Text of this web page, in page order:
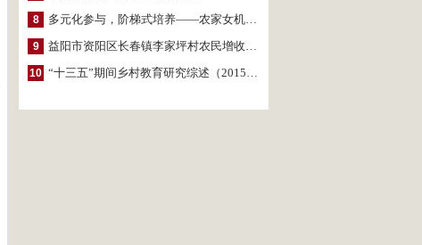
8 多元化参与，阶梯式培养——农家女机构农村妇女参政项目介绍
9 益阳市资阳区长春镇李家坪村农民增收调研报告
10 “十三五”期间乡村教育研究综述（2015～2020）